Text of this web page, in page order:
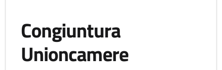
Congiuntura
Unioncamere